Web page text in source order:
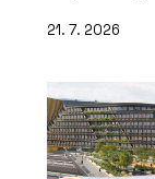
21. 7. 2026